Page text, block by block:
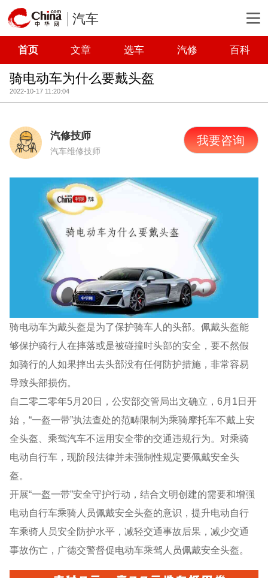
汽车
首页 文章 选车 汽修 百科
骑电动车为什么要戴头盔
2022-10-17 11:20:04
汽修技师
汽车维修技师
我要咨询
骑电动车为戴头盔是为了保护骑车人的头部。佩戴头盔能
够保护骑行人在摔落或是被碰撞时头部的安全，要不然假
如骑行的人如果摔出去头部没有任何防护措施，非常容易
导致头部损伤。
自二零二零年5月20日，公安部交管局出文确立，6月1日开
始，“一盔一带”执法查处的范畴限制为乘骑摩托车不戴上安
全头盔、乘驾汽车不运用安全带的交通违规行为。对乘骑
电动自行车，现阶段法律并未强制性规定要佩戴安全头
盔。
开展“一盔一带”安全守护行动，结合文明创建的需要和增强
电动自行车乘骑人员佩戴安全头盔的意识，提升电动自行
车乘骑人员安全防护水平，减轻交通事故后果，减少交通
事故伤亡，广德交警督促电动车乘驾人员佩戴安全头盔。